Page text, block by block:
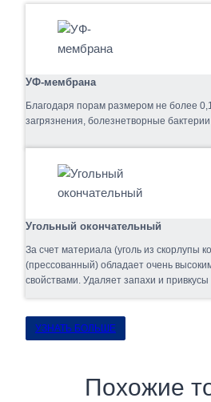
УФ-мембрана
Благодаря порам размером не более
загрязнения, болезнетворные
Угольный окончательный
За счет материала (уголь из скорлупы
(прессованный) обладает очень
свойствами. Удаляет запахи и привкусы
УЗНАТЬ БОЛЬШЕ
Похожие